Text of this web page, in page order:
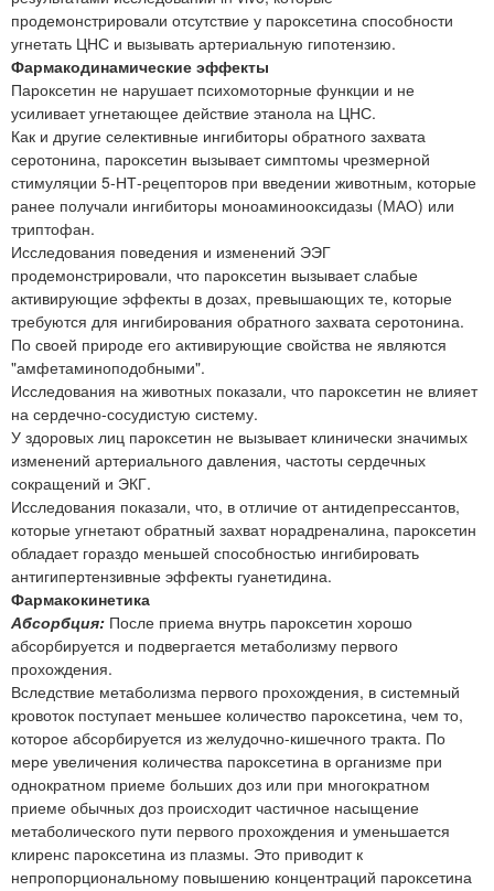
продемонстрировали отсутствие у пароксетина способности
угнетать ЦНС и вызывать артериальную гипотензию.
Фармакодинамические эффекты
Пароксетин не нарушает психомоторные функции и не
усиливает угнетающее действие этанола на ЦНС.
Как и другие селективные ингибиторы обратного захвата
серотонина, пароксетин вызывает симптомы чрезмерной
стимуляции 5-НТ-рецепторов при введении животным, которые
ранее получали ингибиторы моноаминооксидазы (МАО) или
триптофан.
Исследования поведения и изменений ЭЭГ
продемонстрировали, что пароксетин вызывает слабые
активирующие эффекты в дозах, превышающих те, которые
требуются для ингибирования обратного захвата серотонина.
По своей природе его активирующие свойства не являются
"амфетаминоподобными".
Исследования на животных показали, что пароксетин не влияет
на сердечно-сосудистую систему.
У здоровых лиц пароксетин не вызывает клинически значимых
изменений артериального давления, частоты сердечных
сокращений и ЭКГ.
Исследования показали, что, в отличие от антидепрессантов,
которые угнетают обратный захват норадреналина, пароксетин
обладает гораздо меньшей способностью ингибировать
антигипертензивные эффекты гуанетидина.
Фармакокинетика
Абсорбция: После приема внутрь пароксетин хорошо
абсорбируется и подвергается метаболизму первого
прохождения.
Вследствие метаболизма первого прохождения, в системный
кровоток поступает меньшее количество пароксетина, чем то,
которое абсорбируется из желудочно-кишечного тракта. По
мере увеличения количества пароксетина в организме при
однократном приеме больших доз или при многократном
приеме обычных доз происходит частичное насыщение
метаболического пути первого прохождения и уменьшается
клиренс пароксетина из плазмы. Это приводит к
непропорциональному повышению концентраций пароксетина